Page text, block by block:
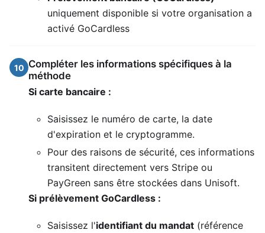
uniquement disponible si votre organisation a
activé GoCardless
10 Compléter les informations spécifiques à la
méthode
Si carte bancaire :
Saisissez le numéro de carte, la date
d'expiration et le cryptogramme.
Pour des raisons de sécurité, ces informations
transitent directement vers Stripe ou
PayGreen sans être stockées dans Unisoft.
Si prélèvement GoCardless :
Saisissez l'identifiant du mandat (référence